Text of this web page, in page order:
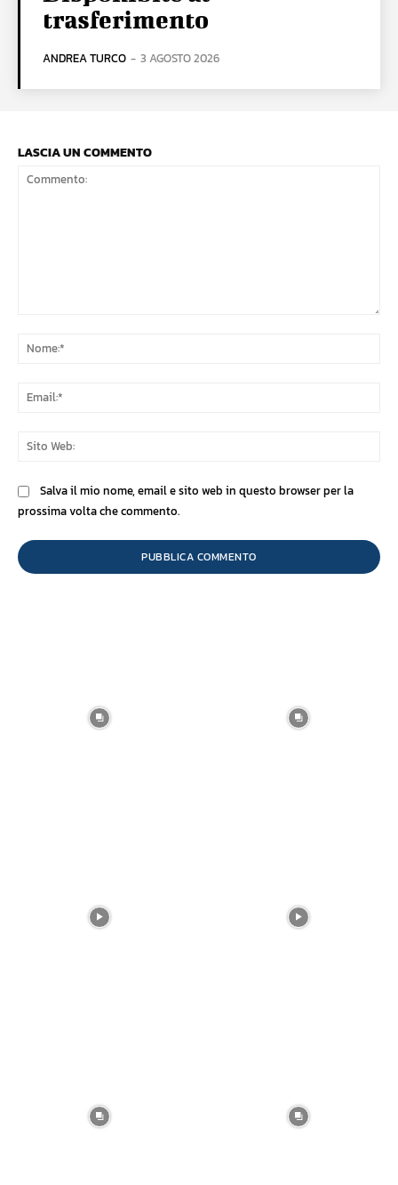
trasferimento
ANDREA TURCO - 3 AGOSTO 2026
LASCIA UN COMMENTO
Salva il mio nome, email e sito web in questo browser per la
prossima volta che commento.